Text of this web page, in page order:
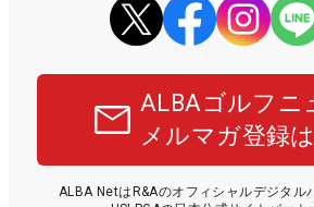
ALBAゴルフニ
メルマガ登録
ALBA NetはR&Aのオフィシャルデジタル